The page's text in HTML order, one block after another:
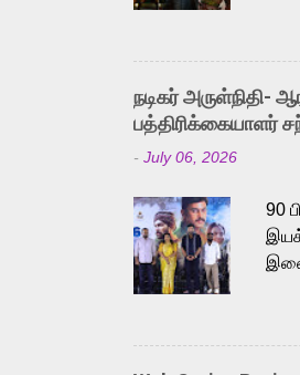
a
நடிகர் அருள்நிதி-
பத்திரிக்கையாளர்
- July 06, 2026
90